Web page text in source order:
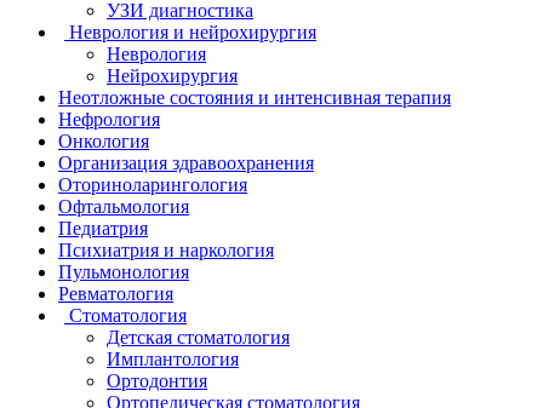
УЗИ диагностика
Неврология и нейрохирургия
Неврология
Нейрохирургия
Неотложные состояния и интенсивная терапия
Нефрология
Онкология
Организация здравоохранения
Оториноларингология
Офтальмология
Педиатрия
Психиатрия и наркология
Пульмонология
Ревматология
Стоматология
Детская стоматология
Имплантология
Ортодонтия
Ортопедическая стоматология